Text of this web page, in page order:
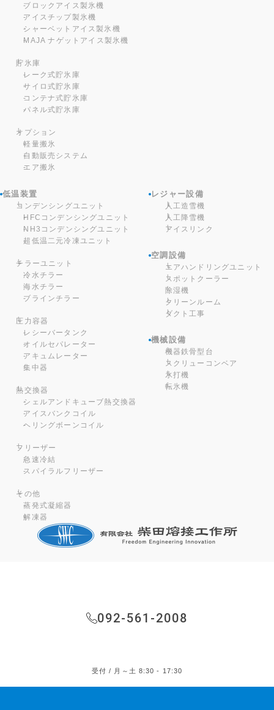
ブロックアイス製氷機
アイスチップ製氷機
シャーベットアイス製氷機
MAJA ナゲットアイス製氷機
貯氷庫
レーク式貯氷庫
サイロ式貯氷庫
コンテナ式貯氷庫
パネル式貯氷庫
オプション
軽量搬氷
自動販売システム
エア搬氷
低温装置
コンデンシングユニット
HFCコンデンシングユニット
NH3コンデンシングユニット
超低温二元冷凍ユニット
チラーユニット
冷水チラー
海水チラー
ブラインチラー
圧力容器
レシーバータンク
オイルセパレーター
アキュムレーター
集中器
熱交換器
シェルアンドキューブ熱交換器
アイスバンクコイル
ヘリングボーンコイル
フリーザー
急速冷結
スパイラルフリーザー
その他
蒸発式凝縮器
解凍器
レジャー設備
人工造雪機
人工降雪機
アイスリンク
空調設備
エアハンドリングユニット
スポットクーラー
除湿機
クリーンルーム
ダクト工事
機械設備
機器鉄骨型台
スクリューコンベア
氷打機
転氷機
092-561-2008
受付 / 月～土 8:30 - 17:30